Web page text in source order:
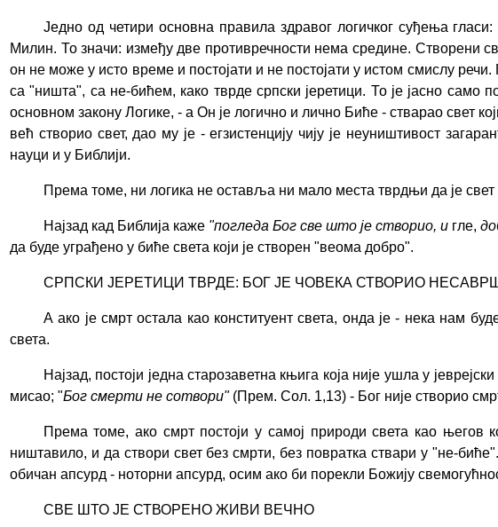
Једно од четири основна правила здравог логичког суђења
Милин. То значи: између две противречности нема средине. Створени
он не може у исто време и постојати и не постојати у истом смислу
са "ништа", са не-бићем, како тврде српски јеретици. То је јасно
основном закону Логике, - а Он је логично и лично Биће - стварао свет
већ створио свет, дао му је - егзистенцију чију је неуништивост
науци и у Библији.
Према томе, ни логика не оставља ни мало места тврдњи да је
Најзад кад Библија каже "погледа Бог све што је створио, и гле,
да буде уграђено у биће света који је створен "веома добро".
СРПСКИ ЈЕРЕТИЦИ ТВРДЕ: БОГ ЈЕ ЧОВЕКА СТВОРИО
А ако је смрт остала као конституент света, онда је - нека нам
света.
Најзад, постоји једна старозаветна књига која није ушла у
мисао; "Бог смерти не сотвори" (Прем. Сол. 1,13) - Бог није створио
Према томе, ако смрт постоји у самој природи света као његов
ништавило, и да створи свет без смрти, без повратка ствари у "не-
обичан апсурд - ноторни апсурд, осим ако би порекли Божију
СВЕ ШТО ЈЕ СТВОРЕНО ЖИВИ ВЕЧНО